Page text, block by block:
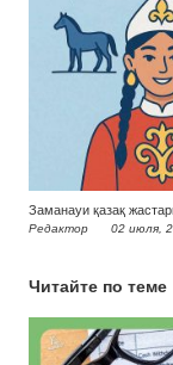
Заманауи қазақ
Редактор 02 июля,
Читайте по теме